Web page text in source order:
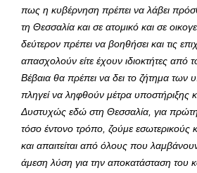
πως η κυβέρνηση πρέπει να λάβει
τη Θεσσαλία και σε ατομικό και σε
δεύτερον πρέπει να βοηθήσει και τις
απασχολούν είτε έχουν ιδιοκτήτες από
Βέβαια θα πρέπει να δει το ζήτημα
πληγεί να ληφθούν μέτρα υποστήριξης
Δυστυχώς εδώ στη Θεσσαλία, για
τόσο έντονο τρόπο, ζούμε εσωτερικούς
και απαιτείται από όλους που
άμεση λύση για την αποκατάσταση του